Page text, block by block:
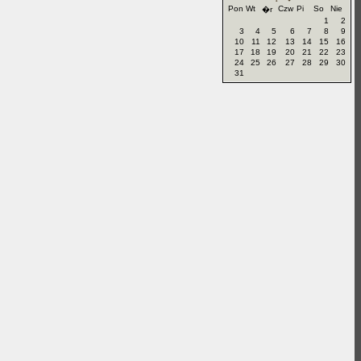
Pon Wt �r Czw Pi So
Nie
1
2
3
4 5 6 7 8
9
10
11 12 13 14 15
16
17
18 19 20 21 22
23
24
25 26 27 28 29
30
31